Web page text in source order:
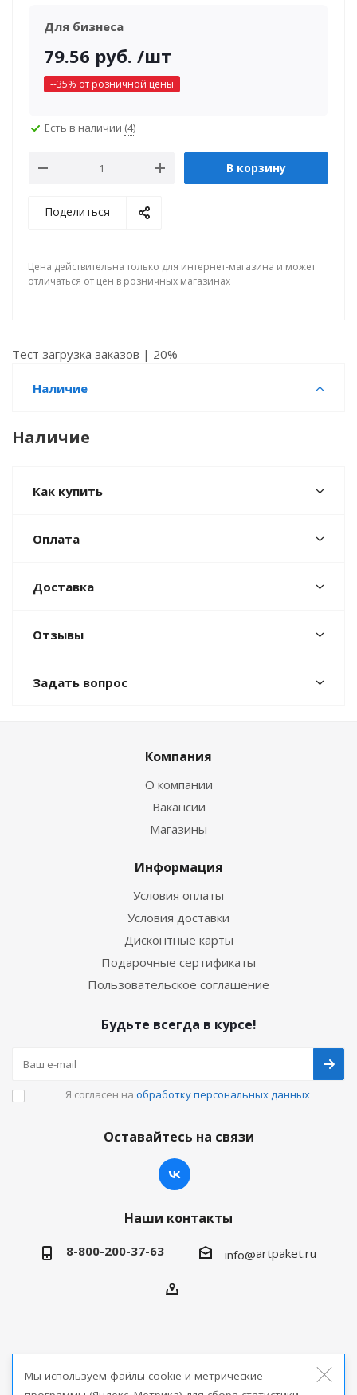
Для бизнеса
79.56 руб. /шт
--35% от розничной цены
Есть в наличии (4)
В корзину
Поделиться
Цена действительна только для интернет-магазина и может
отличаться от цен в розничных магазинах
Тест загрузка заказов | 20%
Наличие
Наличие
Как купить
Оплата
Доставка
Отзывы
Задать вопрос
Компания
О компании
Вакансии
Магазины
Информация
Условия оплаты
Условия доставки
Дисконтные карты
Подарочные сертификаты
Пользовательское соглашение
Будьте всегда в курсе!
Я согласен на обработку персональных данных
Оставайтесь на связи
Наши контакты
8-800-200-37-63 info@artpaket.ru
продукции
Мы используем файлы cookie и метрические